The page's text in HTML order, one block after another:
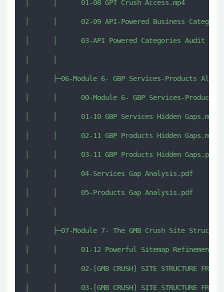
│      │      01-08 GPT Crush Access.mp4
│      │      02-09 API-Powered Business
│      │      03-API Powered Categories Audit
│      ├─06-Module 6- GBP Services-Products
│      │      00-Module 6- GBP Services-Products
│      │      01-10 GBP Services Hidden Gaps.mp4
│      │      02-11 GBP Products Hidden Gaps.mp4
│      │      03-11 GBP Products Hidden Gaps.pdf
│      │      04-Services Gap Analysis.pdf
│      │      05-Products Gap Analysis.pdf
│      ├─07-Module 7- The GMB Crush Site Structure
│      │      01-12 Powerful Sitemap
│      │      02-[GMB CRUSH] SITE STRUCTURE
│      │      03-[GMB CRUSH] SITE STRUCTURE